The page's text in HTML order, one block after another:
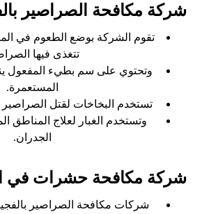
شركة مكافحة الصراصير
تقوم الشركة بوضع الطعوم في
تتغذى فيها
وتحتوي على سم بطيء المفعول
المستعمرة.
تستخدم البخاخات لقتل الصراصير
وتستخدم الغبار لعلاج المناطق
الجدران.
شركة مكافحة حشرات في
شركات مكافحة الصراصير